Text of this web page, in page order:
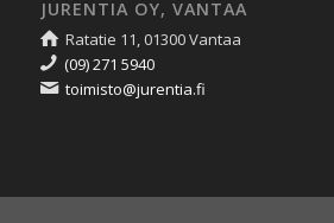
JURENTIA OY, VANTAA
Ratatie 11, 01300 Vantaa
(09) 271 5940
toimisto@jurentia.fi